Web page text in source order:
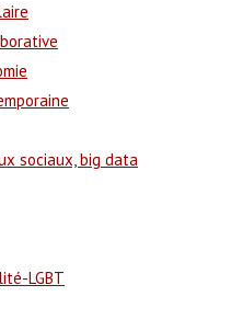
sociaux, big data
LGBT